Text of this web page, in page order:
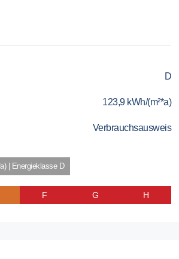
D
123,9 kWh/(m²*a)
Verbrauchsausweis
| Energieklasse D
F G H